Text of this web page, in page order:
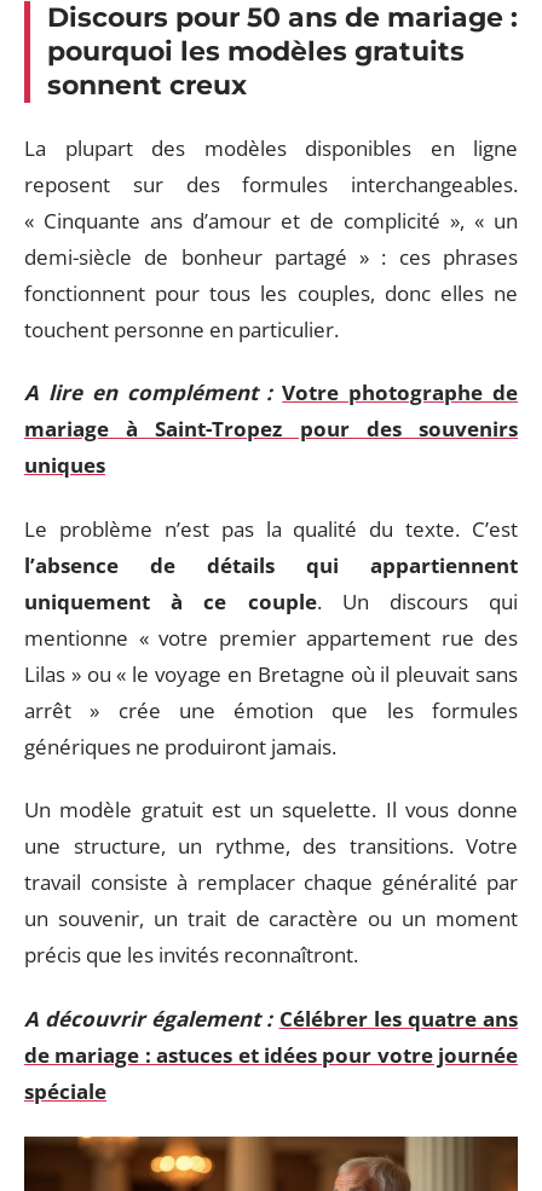
Discours pour 50 ans de mariage :
pourquoi les modèles gratuits
sonnent creux
La plupart des modèles disponibles en ligne
reposent sur des formules interchangeables.
« Cinquante ans d’amour et de complicité », « un
demi-siècle de bonheur partagé » : ces phrases
fonctionnent pour tous les couples, donc elles ne
touchent personne en particulier.
A lire en complément : Votre photographe de
mariage à Saint-Tropez pour des souvenirs
uniques
Le problème n’est pas la qualité du texte. C’est
l’absence de détails qui appartiennent
uniquement à ce couple. Un discours qui
mentionne « votre premier appartement rue des
Lilas » ou « le voyage en Bretagne où il pleuvait sans
arrêt » crée une émotion que les formules
génériques ne produiront jamais.
Un modèle gratuit est un squelette. Il vous donne
une structure, un rythme, des transitions. Votre
travail consiste à remplacer chaque généralité par
un souvenir, un trait de caractère ou un moment
précis que les invités reconnaîtront.
A découvrir également : Célébrer les quatre ans
de mariage : astuces et idées pour votre journée
spéciale